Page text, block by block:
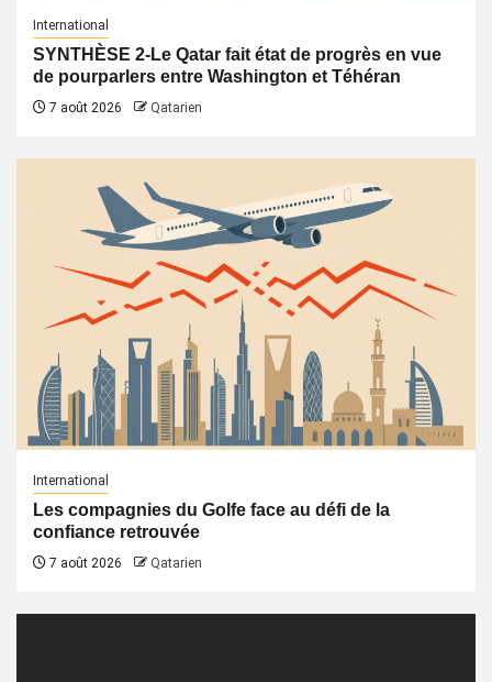
International
SYNTHÈSE 2-Le Qatar fait état de progrès en vue
de pourparlers entre Washington et Téhéran
7 août 2026 Qatarien
International
Les compagnies du Golfe face au défi de la
confiance retrouvée
7 août 2026 Qatarien